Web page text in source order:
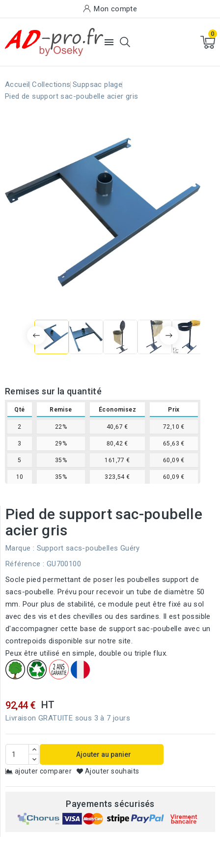
Mon compte

0
Accueil Collections Suppsac plage
Pied de support sac-poubelle acier gris
Remises sur la quantité
Qté Remise Économisez Prix
2 22% 40,67 € 72,10 €
3 29% 80,42 € 65,63 €
5 35% 161,77 € 60,09 €
10 35% 323,54 € 60,09 €
Pied de support sac-poubelle
acier gris
Marque : Support sacs-poubelles Guéry
Référence : GU700100
Socle pied permettant de poser les poubelles support de
sacs-poubelle. Prévu pour recevoir un tube de diamètre 50
mm. Pour plus de stabilité, ce module peut être fixé au sol
avec des vis et des chevilles ou des sardines. Il est possible
d'accompagner cette base de support sac-poubelle avec un
contrepoids disponible sur notre site.
Peux être utilisé en simple, double ou triple flux.
92,44 € HT
Livraison GRATUITE sous 3 à 7 jours
Ajouter au panier
ajouter comparer Ajouter souhaits
Payements sécurisés